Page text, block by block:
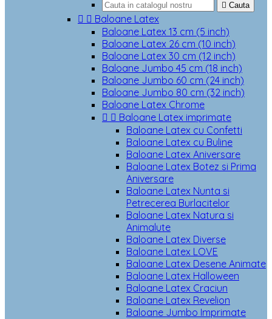
 Cauta
  Baloane Latex
Baloane Latex 13 cm (5 inch)
Baloane Latex 26 cm (10 inch)
Baloane Latex 30 cm (12 inch)
Baloane Jumbo 45 cm (18 inch)
Baloane Jumbo 60 cm (24 inch)
Baloane Jumbo 80 cm (32 inch)
Baloane Latex Chrome
  Baloane Latex imprimate
Baloane Latex cu Confetti
Baloane Latex cu Buline
Baloane Latex Aniversare
Baloane Latex Botez si Prima
Aniversare
Baloane Latex Nunta si
Petrecerea Burlacitelor
Baloane Latex Natura si
Animalute
Baloane Latex Diverse
Baloane Latex LOVE
Baloane Latex Desene Animate
Baloane Latex Halloween
Baloane Latex Craciun
Baloane Latex Revelion
Baloane Jumbo Imprimate